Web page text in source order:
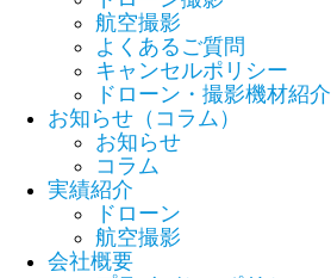
航空撮影
よくあるご質問
キャンセルポリシー
ドローン・撮影機材紹介
お知らせ（コラム）
お知らせ
コラム
実績紹介
ドローン
航空撮影
会社概要